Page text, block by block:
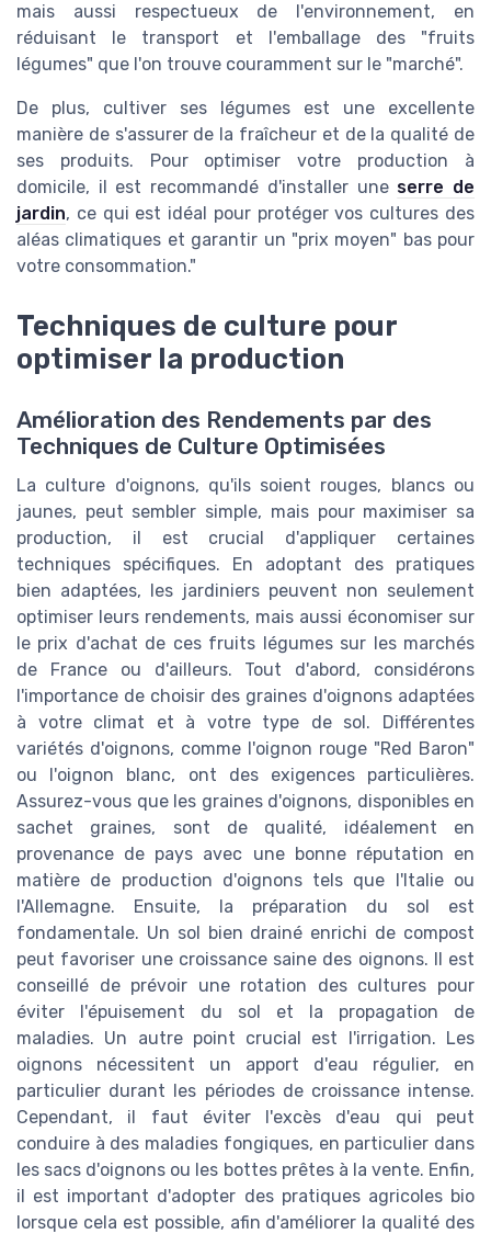
mais aussi respectueux de l'environnement, en
réduisant le transport et l'emballage des "fruits
légumes" que l'on trouve couramment sur le "marché".
De plus, cultiver ses légumes est une excellente
manière de s'assurer de la fraîcheur et de la qualité de
ses produits. Pour optimiser votre production à
domicile, il est recommandé d'installer une serre de
jardin, ce qui est idéal pour protéger vos cultures des
aléas climatiques et garantir un "prix moyen" bas pour
votre consommation."
Techniques de culture pour
optimiser la production
Amélioration des Rendements par des
Techniques de Culture Optimisées
La culture d'oignons, qu'ils soient rouges, blancs ou
jaunes, peut sembler simple, mais pour maximiser sa
production, il est crucial d'appliquer certaines
techniques spécifiques. En adoptant des pratiques
bien adaptées, les jardiniers peuvent non seulement
optimiser leurs rendements, mais aussi économiser sur
le prix d'achat de ces fruits légumes sur les marchés
de France ou d'ailleurs. Tout d'abord, considérons
l'importance de choisir des graines d'oignons adaptées
à votre climat et à votre type de sol. Différentes
variétés d'oignons, comme l'oignon rouge "Red Baron"
ou l'oignon blanc, ont des exigences particulières.
Assurez-vous que les graines d'oignons, disponibles en
sachet graines, sont de qualité, idéalement en
provenance de pays avec une bonne réputation en
matière de production d'oignons tels que l'Italie ou
l'Allemagne. Ensuite, la préparation du sol est
fondamentale. Un sol bien drainé enrichi de compost
peut favoriser une croissance saine des oignons. Il est
conseillé de prévoir une rotation des cultures pour
éviter l'épuisement du sol et la propagation de
maladies. Un autre point crucial est l'irrigation. Les
oignons nécessitent un apport d'eau régulier, en
particulier durant les périodes de croissance intense.
Cependant, il faut éviter l'excès d'eau qui peut
conduire à des maladies fongiques, en particulier dans
les sacs d'oignons ou les bottes prêtes à la vente. Enfin,
il est important d'adopter des pratiques agricoles bio
lorsque cela est possible, afin d'améliorer la qualité des